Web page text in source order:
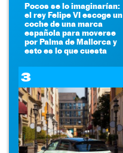
Pocos se lo imaginarían:
el rey Felipe VI escoge un
coche de una marca
española para moverse
por Palma de Mallorca y
esto es lo que cuesta
3